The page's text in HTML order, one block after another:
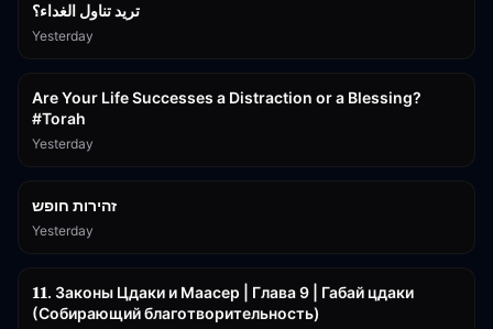
تريد تناول الغداء؟
Yesterday
Are Your Life Successes a Distraction or a Blessing?
#Torah
Yesterday
זהירות חופש
Yesterday
𝟏𝟏. Законы Цдаки и Маасер | Глава 9 | Габай цдаки
(Собирающий благотворительность)